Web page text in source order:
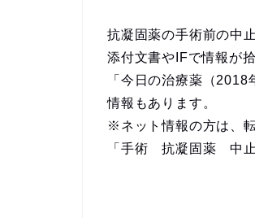
抗凝固薬の手術前の中
添付文書やIFで情報が
「今日の治療薬（
情報もあります。
※ネット情報の方は、
「手術 抗凝固薬 中止